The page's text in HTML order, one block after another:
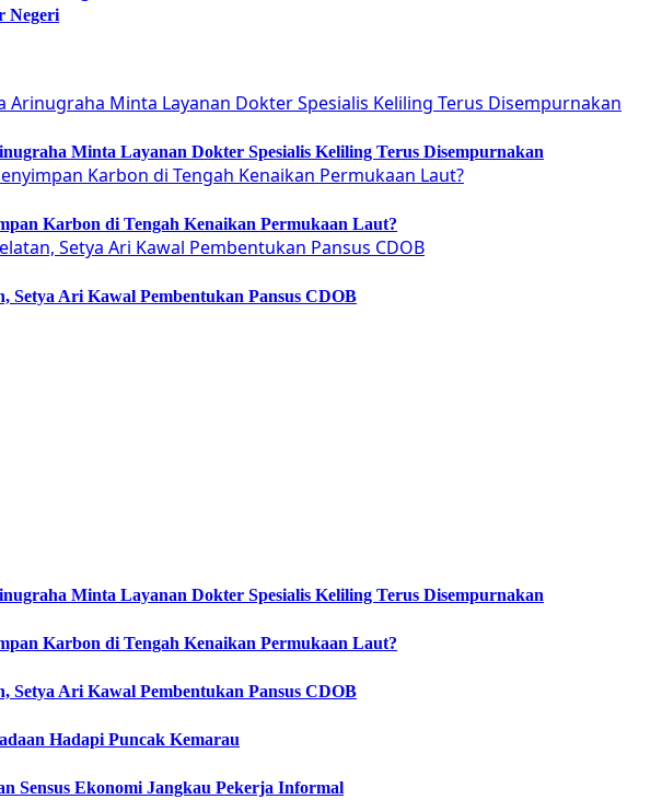
Negeri
Minta Layanan Dokter Spesialis Keliling Terus Disempurnakan
Karbon di Tengah Kenaikan Permukaan Laut?
Setya Ari Kawal Pembentukan Pansus CDOB
Minta Layanan Dokter Spesialis Keliling Terus Disempurnakan
Karbon di Tengah Kenaikan Permukaan Laut?
Setya Ari Kawal Pembentukan Pansus CDOB
Hadapi Puncak Kemarau
Sensus Ekonomi Jangkau Pekerja Informal